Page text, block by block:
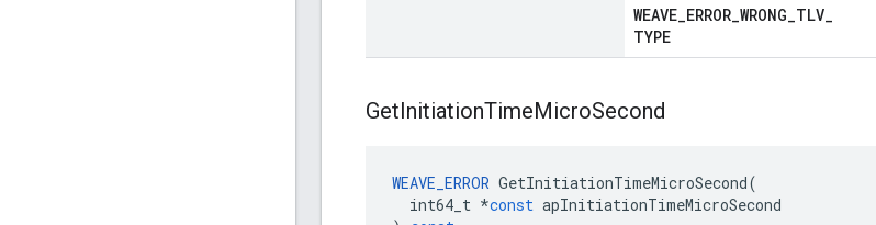
WEAVE_ERROR_WRONG_TLV_
TYPE
GetInitiationTimeMicroSecond
WEAVE_ERROR GetInitiationTimeMicroSecond(
int64_t *const apInitiationTimeMicroSecond